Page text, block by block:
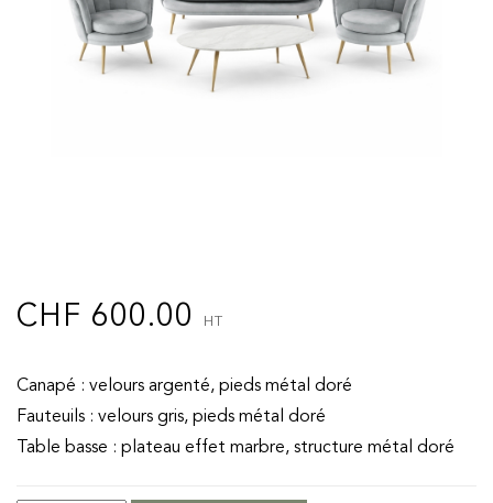
CHF 600.00 HT
Canapé : velours argenté, pieds métal doré
Fauteuils : velours gris, pieds métal doré
Table basse : plateau effet marbre, structure métal doré